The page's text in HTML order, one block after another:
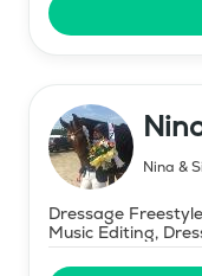
Nina &
Dressage
Music Editing,